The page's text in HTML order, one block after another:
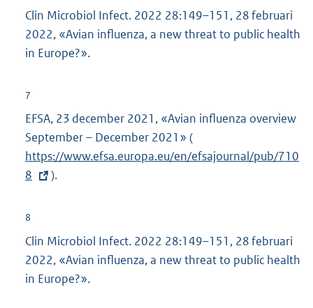
:
Clin Microbiol Infect. 2022 28:149–151, 28 februari
2022, «Avian influenza, a new threat to public health
in Europe?».
7
EFSA, 23 december 2021, «Avian influenza overview
September – December 2021» (
x
e
l
https://www.efsa.europa.eu/en/efsajournal/pub/710
8
).
8
Clin Microbiol Infect. 2022 28:149–151, 28 februari
2022, «Avian influenza, a new threat to public health
in Europe?».